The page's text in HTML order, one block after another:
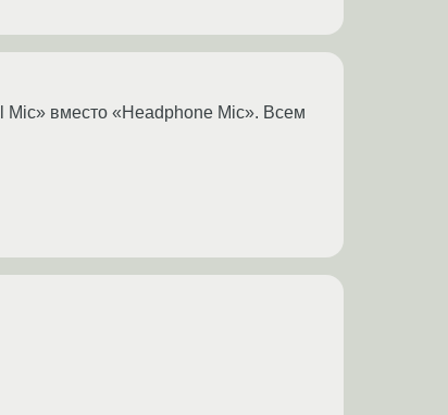
Mic» вместо «Headphone Mic». Всем